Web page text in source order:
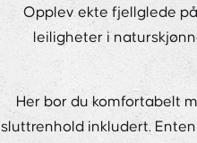
Opplev ekte fjellglede
leiligheter i
Her bor du komfortabelt
sluttrenhold inkludert.